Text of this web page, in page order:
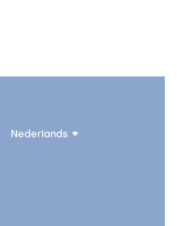
Nederlands